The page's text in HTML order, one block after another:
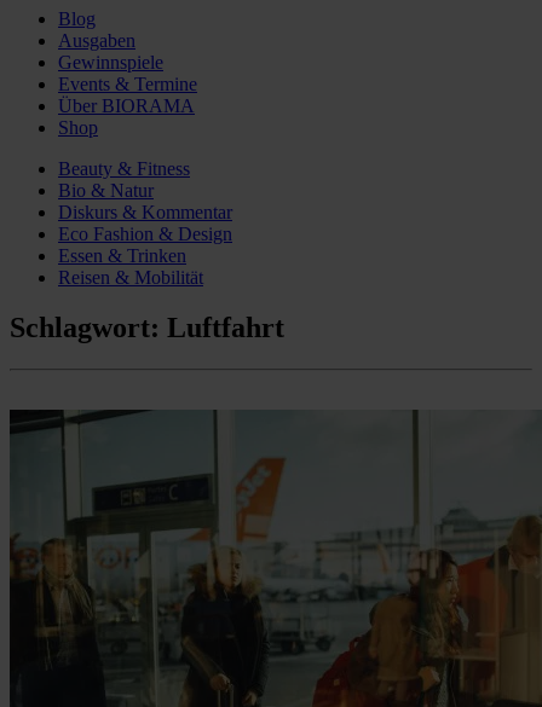
Blog
Ausgaben
Gewinnspiele
Events & Termine
Über BIORAMA
Shop
Beauty & Fitness
Bio & Natur
Diskurs & Kommentar
Eco Fashion & Design
Essen & Trinken
Reisen & Mobilität
Schlagwort: Luftfahrt